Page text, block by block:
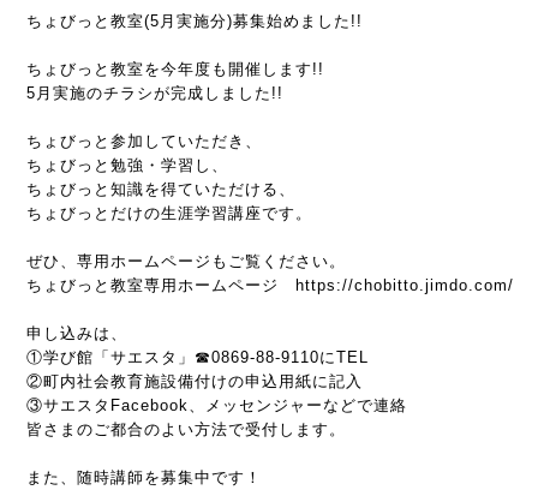
ちょびっと教室(5月実施分)募集始めました!!
ちょびっと教室を今年度も開催します!!
5月実施のチラシが完成しました!!
ちょびっと参加していただき、
ちょびっと勉強・学習し、
ちょびっと知識を得ていただける、
ちょびっとだけの生涯学習講座です。
ぜひ、専用ホームページもご覧ください。
ちょびっと教室専用ホームページ https://chobitto.jimdo.com/
申し込みは、
①学び館「サエスタ」☎0869-88-9110にTEL
②町内社会教育施設備付けの申込用紙に記入
③サエスタFacebook、メッセンジャーなどで連絡
皆さまのご都合のよい方法で受付します。
また、随時講師を募集中です！